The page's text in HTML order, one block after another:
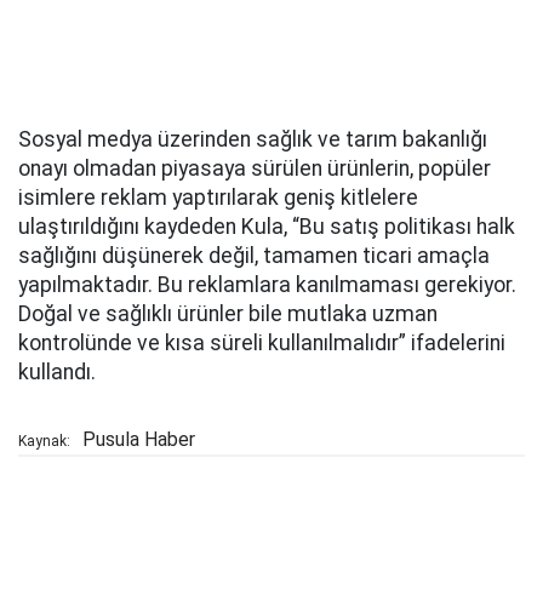
Sosyal medya üzerinden sağlık ve tarım bakanlığı
onayı olmadan piyasaya sürülen ürünlerin, popüler
isimlere reklam yaptırılarak geniş kitlelere
ulaştırıldığını kaydeden Kula, “Bu satış politikası halk
sağlığını düşünerek değil, tamamen ticari amaçla
yapılmaktadır. Bu reklamlara kanılmaması gerekiyor.
Doğal ve sağlıklı ürünler bile mutlaka uzman
kontrolünde ve kısa süreli kullanılmalıdır” ifadelerini
kullandı.
Kaynak: Pusula Haber